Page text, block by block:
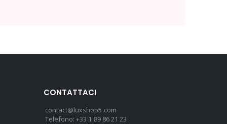
CONTATTACI
contact@luxshop5.com
Telefono: +33 1 89 86 21 23